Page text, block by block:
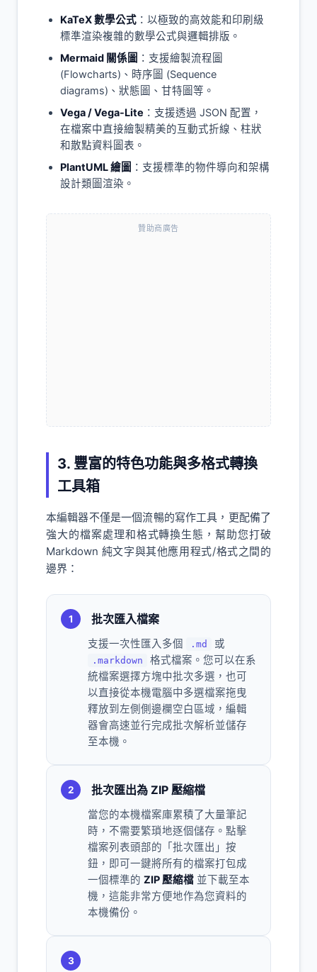
KaTeX 數學公式 ：以極致的高效能和印刷級
標準渲染複雜的數學公式與邏輯排版。
Mermaid 關係圖 ：支援繪製流程圖
(Flowcharts)、時序圖 (Sequence
diagrams)、狀態圖、甘特圖等。
Vega / Vega-Lite ：支援透過 JSON 配置，
在檔案中直接繪製精美的互動式折線、柱狀
和散點資料圖表。
PlantUML 繪圖 ：支援標準的物件導向和架構
設計類圖渲染。
贊助商廣告
3. 豐富的特色功能與多格式轉換
工具箱
本編輯器不僅是一個流暢的寫作工具，更配備了
強大的檔案處理和格式轉換生態，幫助您打破
Markdown 純文字與其他應用程式/格式之間的
邊界：
1 批次匯入檔案
支援一次性匯入多個 .md 或
.markdown
格式檔案。您可以在系
統檔案選擇方塊中批次多選，也可
以直接從本機電腦中多選檔案拖曳
釋放到左側側邊欄空白區域，編輯
器會高速並行完成批次解析並儲存
至本機。
2 批次匯出為 ZIP 壓縮檔
當您的本機檔案庫累積了大量筆記
時，不需要繁瑣地逐個儲存。點擊
檔案列表頭部的「批次匯出」按
鈕，即可一鍵將所有的檔案打包成
一個標準的 ZIP 壓縮檔 並下載至本
機，這能非常方便地作為您資料的
本機備份。
3